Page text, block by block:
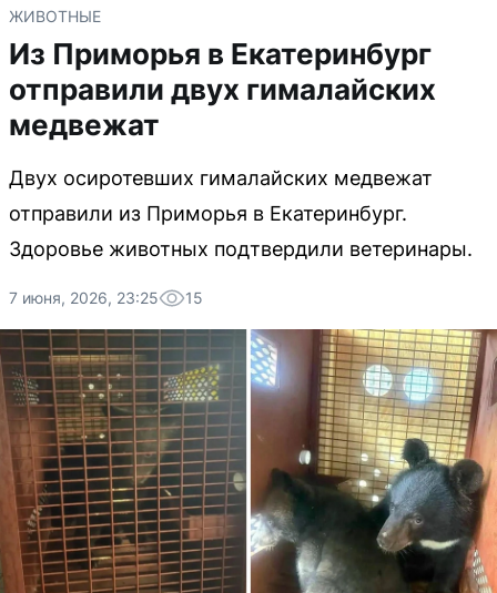
ЖИВОТНЫЕ
Из Приморья в Екатеринбург
отправили двух гималайских
медвежат
Двух осиротевших гималайских медвежат
отправили из Приморья в Екатеринбург.
Здоровье животных подтвердили ветеринары.
7 июня, 2026, 23:25 15